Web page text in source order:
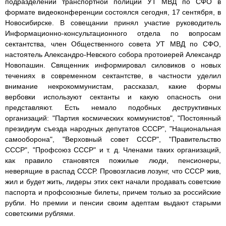
подразделений транспортной полиции УТ МВД по СФО в
формате видеоконференции состоялся сегодня, 17 сентября, в
Новосибирске. В совещании принял участие руководитель
Информационно-консультационного отдела по вопросам
сектантства, член Общественного совета УТ МВД по СФО,
настоятель Александро-Невского собора протоиерей Александр
Новопашин. Священник информировал силовиков о новых
течениях в современном сектантстве, в частности уделил
внимание некрокоммунистам, рассказал, какие формы
вербовки используют сектанты и какую опасность они
представляют. Есть немало подобных деструктивных
организаций: "Партия космических коммунистов", "Постоянный
президиум съезда народных депутатов СССР", "Национальная
самооборона", "Верховный совет СССР", "Правительство
СССР", "Профсоюз СССР" и т. д. Членами таких организаций,
как правило становятся пожилые люди, пенсионеры,
неверящие в распад СССР. Провозгласив лозунг, что СССР жив,
жил и будет жить, лидеры этих сект начали продавать советские
паспорта и профсоюзные билеты, причем только за российские
рубли. Но премии и пенсии своим адептам выдают старыми
советскими рублями.